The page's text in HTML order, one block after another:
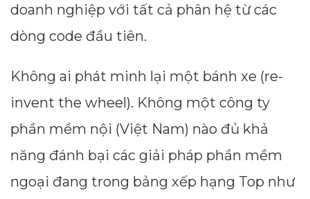
doanh nghiệp với tất cả phân hệ từ các
dòng code đầu tiên.
Không ai phát minh lại một bánh xe (re-
invent the wheel). Không một công ty
phần mềm nội (Việt Nam) nào đủ khả
năng đánh bại các giải pháp phần mềm
ngoại đang trong bảng xếp hạng Top như